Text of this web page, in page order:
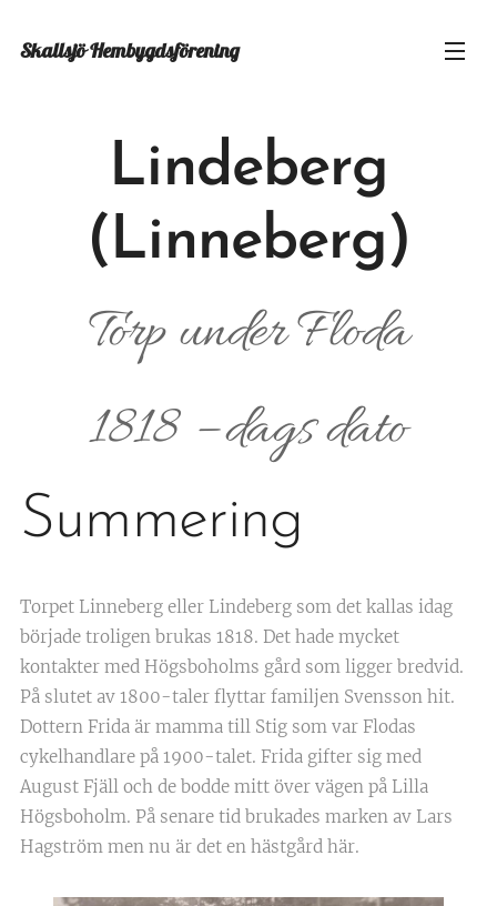
SkallsjöHembygdsförening
Lindeberg
(Linneberg)
Torp under Floda
1818 – dags dato
Summering
Torpet Linneberg eller Lindeberg som det kallas idag
började troligen brukas 1818. Det hade mycket
kontakter med Högsboholms gård som ligger bredvid.
På slutet av 1800-taler flyttar familjen Svensson hit.
Dottern Frida är mamma till Stig som var Flodas
cykelhandlare på 1900-talet. Frida gifter sig med
August Fjäll och de bodde mitt över vägen på Lilla
Högsboholm. På senare tid brukades marken av Lars
Hagström men nu är det en hästgård här.